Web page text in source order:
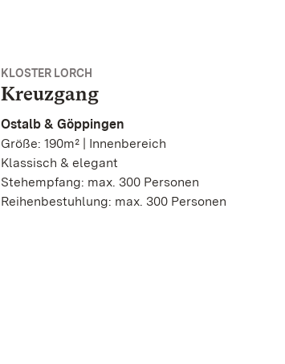
KLOSTER LORCH
Kreuzgang
Ostalb & Göppingen
Größe: 190m² | Innenbereich
Klassisch & elegant
Stehempfang: max. 300 Personen
Reihenbestuhlung: max. 300 Personen